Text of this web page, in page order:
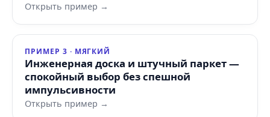
Открыть пример →
ПРИМЕР 3 · МЯГКИЙ
Инженерная доска и штучный паркет —
спокойный выбор без спешной
импульсивности
Открыть пример →